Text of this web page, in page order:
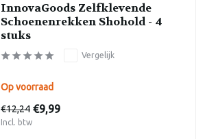
InnovaGoods Zelfklevende
Schoenenrekken Shohold - 4
stuks
Vergelijk
Op voorraad
€12,24 €9,99
Incl. btw